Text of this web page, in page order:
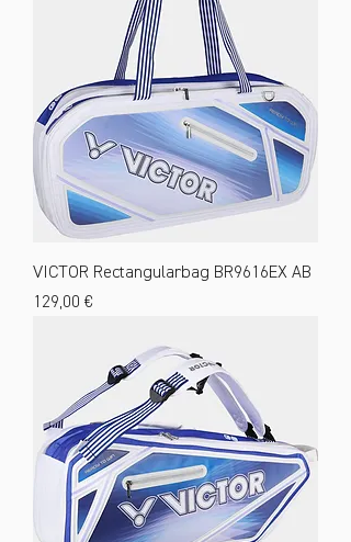
VICTOR Rectangularbag BR9616EX AB
Preis
129,00 €